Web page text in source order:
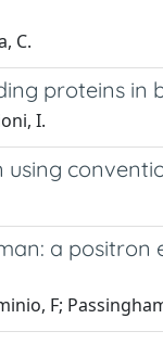
C.
proteins in
I.
a
F;